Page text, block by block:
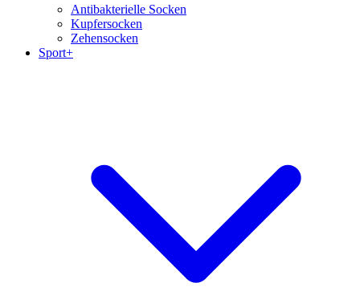
Antibakterielle Socken
Kupfersocken
Zehensocken
Sport+